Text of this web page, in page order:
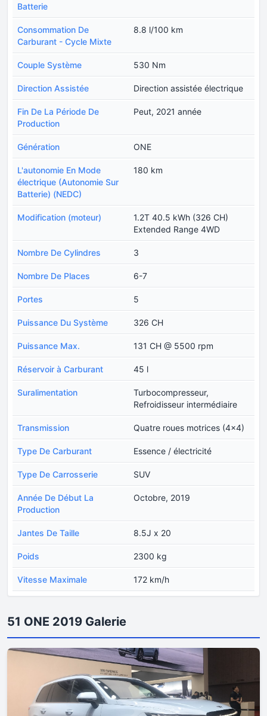
Batterie
Consommation De
Carburant - Cycle Mixte
8.8 l/100 km
Couple Système 530 Nm
Direction Assistée Direction assistée électrique
Fin De La Période De
Production
Peut, 2021 année
Génération ONE
L'autonomie En Mode
électrique (Autonomie Sur
Batterie) (NEDC)
180 km
Modification (moteur)
1.2T 40.5 kWh (326 CH)
Extended Range 4WD
Nombre De Cylindres 3
Nombre De Places 6-7
Portes 5
Puissance Du Système 326 CH
Puissance Max. 131 CH @ 5500 rpm
Réservoir à Carburant 45 l
Suralimentation
Turbocompresseur,
Refroidisseur intermédiaire
Transmission Quatre roues motrices (4x4)
Type De Carburant Essence / électricité
Type De Carrosserie SUV
Année De Début La
Production
Octobre, 2019
Jantes De Taille 8.5J x 20
Poids 2300 kg
Vitesse Maximale 172 km/h
51 ONE 2019 Galerie